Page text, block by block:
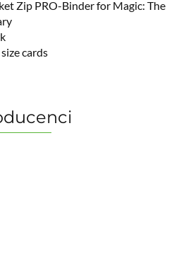
Zip PRO-Binder for Magic: The
cards